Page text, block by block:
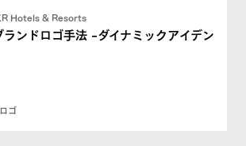
Hotels & Resorts
ンドロゴ手法 -ダイナミックアイデン
ゴ